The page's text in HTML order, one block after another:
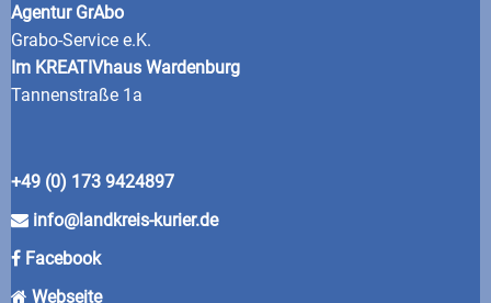
Agentur GrAbo
Grabo-Service e.K.
Im KREATIVhaus Wardenburg
Tannenstraße 1a
+49 (0) 173 9424897
info@landkreis-kurier.de
Facebook
Webseite